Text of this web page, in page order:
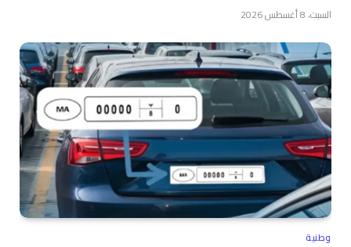
السبت، 8 أغسطس 2026
وطنية